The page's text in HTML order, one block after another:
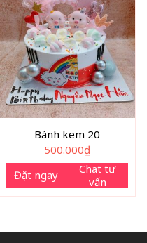
Bánh kem 20
500.000₫
Đặt ngay
Chat tư
vấn